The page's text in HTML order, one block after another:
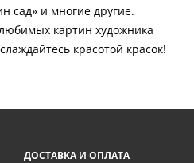
сад» и многие другие.
картин художника
красотой красок!
ДОСТАВКА И ОПЛАТА